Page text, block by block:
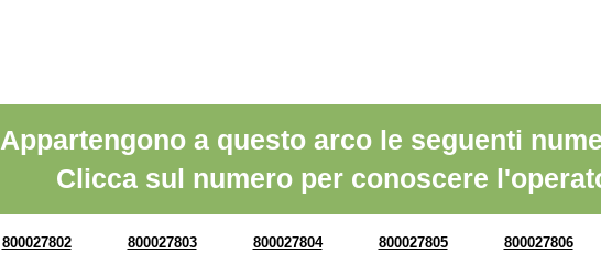
Appartengono a questo arco le seguenti
Clicca sul numero per conoscere
800027802 800027803 800027804 800027805 800027806